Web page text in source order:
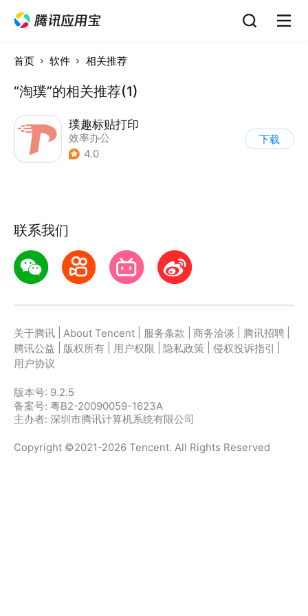
首页 软件 相关推荐
“淘璞”的相关推荐(1)
璞趣标贴打印
效率办公
4.0
下载
联系我们
关于腾讯 About Tencent 服务条款 商务洽谈 腾讯招聘
腾讯公益
版权所有 用户权限 隐私政策 侵权投诉指引
用户协议
版本号: 9.2.5
备案号: 粤B2-20090059-1623A
主办者: 深圳市腾讯计算机系统有限公司
Copyright ©2021-2026 Tencent. All Rights Reserved